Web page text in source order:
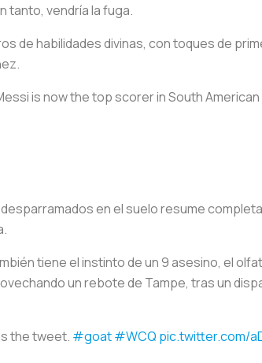
tanto, vendría la fuga.
de habilidades divinas, con toques de
is now the top scorer in South
en el suelo resume
tiene el instinto de un 9 asesino, el
un rebote de Tampe, tras un
the tweet. #goat #WCQ pic.twitter.com/